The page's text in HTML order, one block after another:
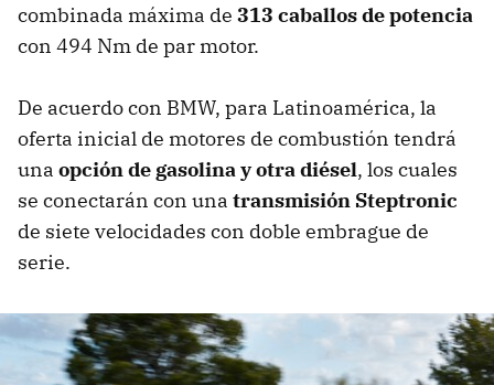
combinada máxima de 313 caballos de potencia
con 494 Nm de par motor.
De acuerdo con BMW, para Latinoamérica, la
oferta inicial de motores de combustión tendrá
una opción de gasolina y otra diésel, los cuales
se conectarán con una transmisión Steptronic
de siete velocidades con doble embrague de
serie.